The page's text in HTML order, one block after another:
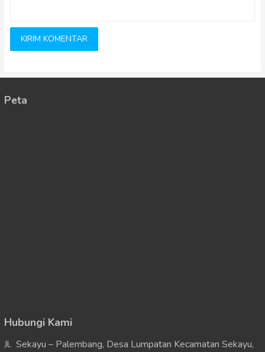
Peta
Hubungi Kami
Jl. Sekayu – Palembang, Desa Lumpatan Kecamatan Sekayu,